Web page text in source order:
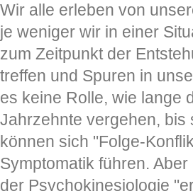
Wir alle erleben von
je weniger wir in einer
zum Zeitpunkt der
treffen und Spuren in
es keine Rolle, wie lange
Jahrzehnte vergehen, bis
können sich "Folge-
Symptomatik führen.
der Psychokinesiologie